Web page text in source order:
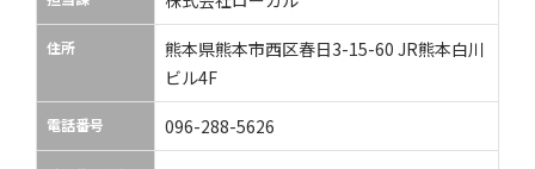
住所
熊本県熊本市西区春日3-15-60 JR熊本白川
ビル4F
電話番号 096-288-5626